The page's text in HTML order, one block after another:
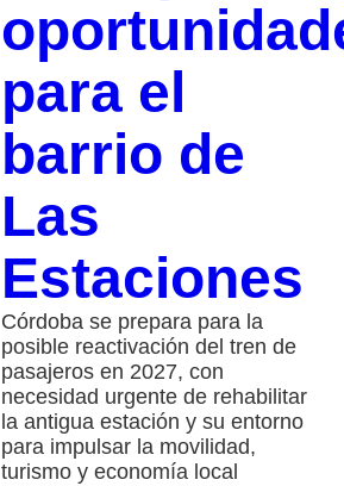
para el
barrio de
Las
Estaciones
Córdoba se prepara para la
posible reactivación del tren de
pasajeros en 2027, con
necesidad urgente de rehabilitar
la antigua estación y su entorno
para impulsar la movilidad,
turismo y economía local